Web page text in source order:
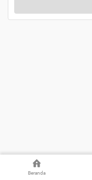
Beranda